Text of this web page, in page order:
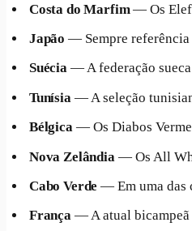
Costa do Marfim — Os
Japão — Sempre referência
Suécia— A federação sueca
Tunísia— A seleção
Bélgica— Os Diabos
Nova Zelândia — Os All
Cabo Verde — Em uma das
França— A atual bicampeã